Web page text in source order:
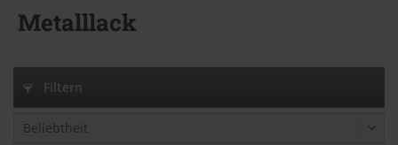
Metalllack
Filtern